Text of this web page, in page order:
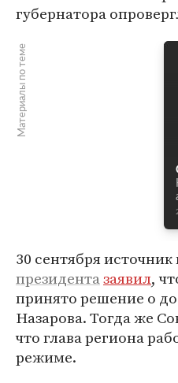
губернатора
Материалы по теме
30 сентября источник
президентазаявил,
принято решение о
Назарова. Тогда же
что глава региона
режиме.